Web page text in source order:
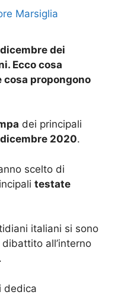
Marsiglia
dei
Ecco cosa
cosa propongono
dei principali
2020.
scelto di
testate
italiani si sono
all’interno
.
dedica